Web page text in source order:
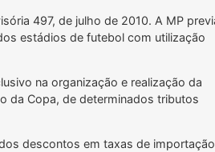
497, de julho de 2010. A MP
estádios de futebol com utilização
na organização e realização da
da Copa, de determinados tributos
descontos em taxas de importação